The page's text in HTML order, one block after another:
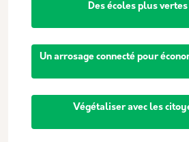
Des écoles plus vertes
Un arrosage connecté pour
Végétaliser avec les